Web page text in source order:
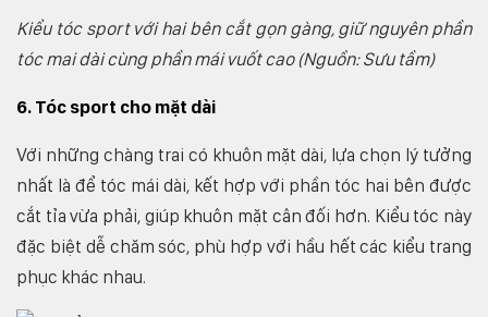
Kiểu tóc sport với hai bên cắt gọn gàng, giữ nguyên phần
tóc mai dài cùng phần mái vuốt cao (Nguồn: Sưu tầm)
6. Tóc sport cho mặt dài
Với những chàng trai có khuôn mặt dài, lựa chọn lý tưởng
nhất là để tóc mái dài, kết hợp với phần tóc hai bên được
cắt tỉa vừa phải, giúp khuôn mặt cân đối hơn. Kiểu tóc này
đặc biệt dễ chăm sóc, phù hợp với hầu hết các kiểu trang
phục khác nhau.